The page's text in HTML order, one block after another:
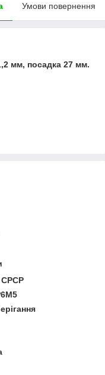
Умови повернення
мм, посадка 27 мм.
СРСР